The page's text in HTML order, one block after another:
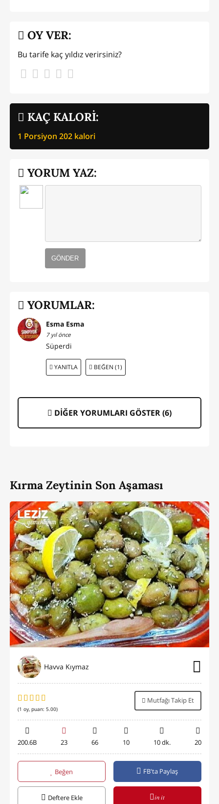
KAÇ KALORİ:
1 Porsiyon 202 kalori
OY VER:
Bu tarife kaç yıldız verirsiniz?
YORUM YAZ:
GÖNDER
YORUMLAR:
Esma Esma
7 yıl önce
Süperdi
YANITLA BEĞEN (1)
DİĞER YORUMLARI GÖSTER (6)
Kırma Zeytinin Son Aşaması
Havva Kıymaz
(1 oy, puan: 5.00)
Mutfağı Takip Et
200.6B 23 66 10 10 dk. 20
Beğen FB'ta Paylaş
Deftere Ekle in it